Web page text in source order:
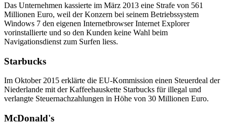
Das Unternehmen kassierte im März 2013 eine Strafe von 561
Millionen Euro, weil der Konzern bei seinem Betriebssystem
Windows 7 den eigenen Internetbrowser Internet Explorer
vorinstallierte und so den Kunden keine Wahl beim
Navigationsdienst zum Surfen liess.
Starbucks
Im Oktober 2015 erklärte die EU-Kommission einen Steuerdeal der
Niederlande mit der Kaffeehauskette Starbucks für illegal und
verlangte Steuernachzahlungen in Höhe von 30 Millionen Euro.
McDonald's